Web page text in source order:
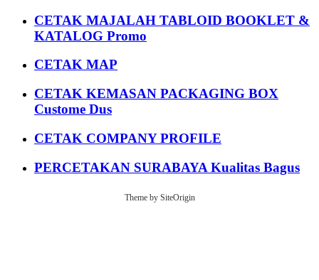
CETAK MAJALAH TABLOID BOOKLET &
KATALOG Promo
CETAK MAP
CETAK KEMASAN PACKAGING BOX
Custome Dus
CETAK COMPANY PROFILE
PERCETAKAN SURABAYA Kualitas Bagus
Theme by SiteOrigin